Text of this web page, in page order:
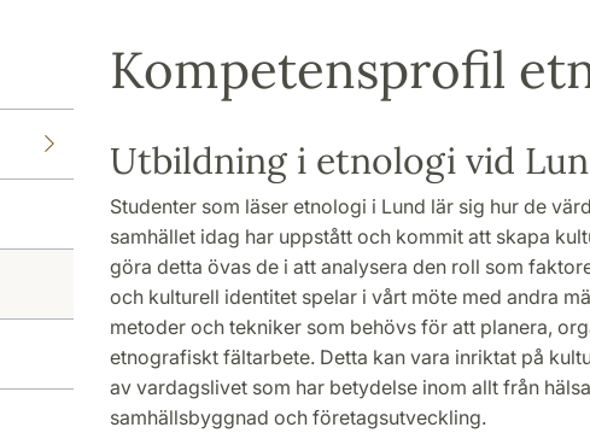
Kompetensprofil
Utbildning i etnologi vid
Studenter som läser etnologi i Lund lär sig hur de
samhället idag har uppstått och kommit att skapa
göra detta övas de i att analysera den roll som
och kulturell identitet spelar i vårt möte med andra
metoder och tekniker som behövs för att planera,
etnografiskt fältarbete. Detta kan vara inriktat på
av vardagslivet som har betydelse inom allt från
samhällsbyggnad och företagsutveckling.